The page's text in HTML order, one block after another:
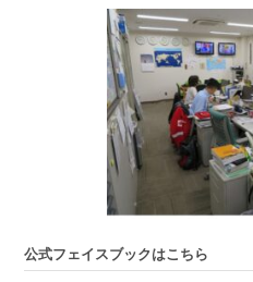
公式フェイスブックはこちら